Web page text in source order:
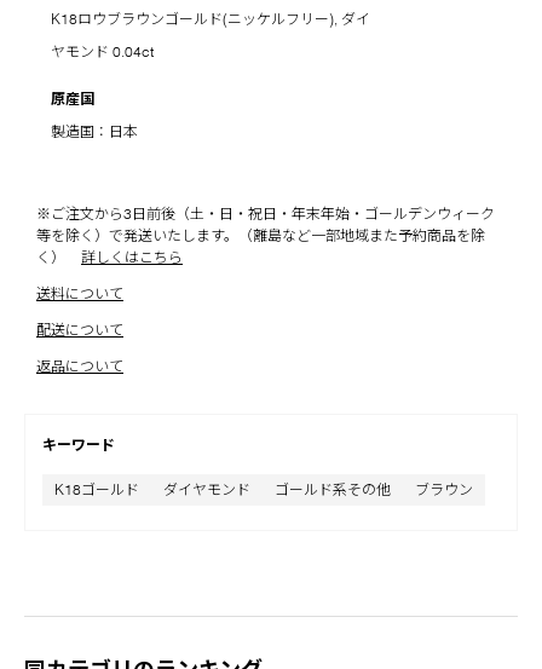
K18ロウブラウンゴールド(ニッケルフリー), ダイ
ヤモンド 0.04ct
原産国
製造国：日本
※ご注文から3日前後（土・日・祝日・年末年始・ゴールデンウィーク
等を除く）で発送いたします。（離島など一部地域また予約商品を除
く）
詳しくはこちら
送料について
配送について
返品について
キーワード
K18ゴールド ダイヤモンド ゴールド系その他 ブラウン